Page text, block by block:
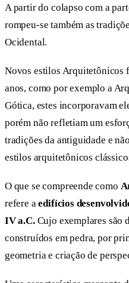
A partir do colapso com a
rompeu-se também as
Ocidental.
Novos estilos Arquitetônicos
anos, como por exemplo a
Gótica, estes incorporavam
porém não refletiam um
tradições da antiguidade e
estilos arquitetônicos
O que se compreende como
refere aedifícios
IV a.C. Cujo exemplares são
construídos em pedra, por
geometria e criação de